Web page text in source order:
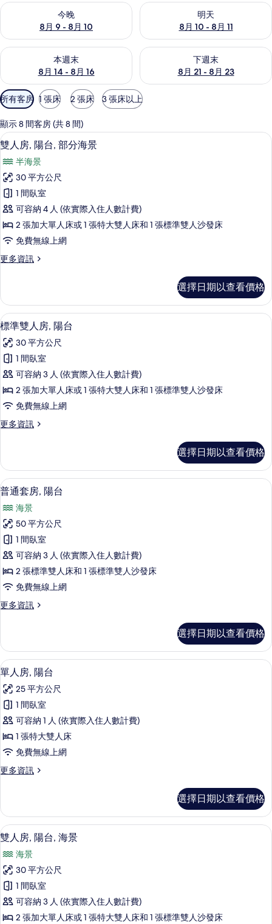
今晚
8月 9 - 8月 10
查看今晚 (8月 9 - 8月 10) 的供應情況
明天
8月 10 - 8月 11
查看明天 (8月 10 - 8月 11) 的
本週末
8月 14 - 8月 16
查看本週末 (8月 14 - 8月 16) 的供應情況
下週末
8月 21 - 8月 23
查看下週末 (8月 21 - 8月 23)
可
用
的
客
房
篩
選
條
件
所有客房 1 張床 2 張床 3 張床以上
顯示 8 間客房 (共 8 間)
顯
示
雙
人
房,
陽
台,
部
分
景
的
所
有
相
片
5
雙人房, 陽台, 部分海景
半海景
30 平方公尺
1 間臥室
可容納 4 人 (依實際入住人數計費)
2 張加大單人床或 1 張特大雙人床和 1 張標準雙人沙發床
免費無線上網
更多資訊
更
房,
陽
台,
分
海
的
詳
情
選擇日期以查看價格
顯
示
標
準
雙
人
房,
陽
的
所
有
相
片
5
標準雙人房, 陽台
30 平方公尺
1 間臥室
可容納 3 人 (依實際入住人數計費)
2 張加大單人床或 1 張特大雙人床和 1 張標準雙人沙發床
免費無線上網
更多資訊
更
雙
人
房,
陽
台
的
詳
情
選擇日期以查看價格
顯
示
普
通
套
房,
陽
台
的
有
相
片
客房內保險箱、搖籃/嬰兒床、免費無
5
普通套房, 陽台
海景
50 平方公尺
1 間臥室
可容納 3 人 (依實際入住人數計費)
2 張標準雙人床和 1 張標準雙人沙發床
免費無線上網
更多資訊
更
套
房,
陽
的
詳
選擇日期以查看價格
顯
示
單
人
房,
陽
台
的
有
相
片
5
單人房, 陽台
25 平方公尺
1 間臥室
可容納 1 人 (依實際入住人數計費)
1 張特大雙人床
免費無線上網
更多資訊
更
房,
陽
台
詳
情
選擇日期以查看價格
顯
示
雙
人
房,
陽
5
雙人房, 陽台, 海景
海景
30 平方公尺
1 間臥室
可容納 3 人 (依實際入住人數計費)
2 張加大單人床或 1 張特大雙人床和 1 張標準雙人沙發床